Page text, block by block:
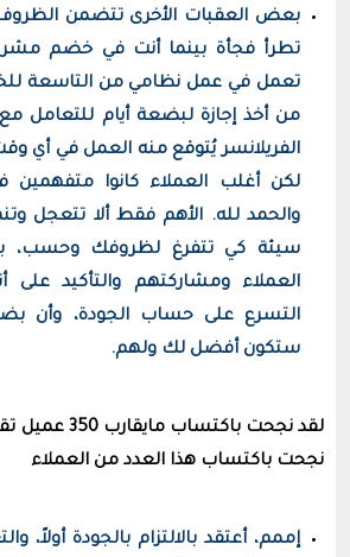
بعض العقبات الأخرى تتضمن
تطرأ فجأة بينما أنت في خضم
تعمل في عمل نظامي من التاسعة
من أخذ إجازة لبضعة أيام للتعامل
الفريلانسر يُتوقع منه العمل في أي
لكن أغلب العملاء كانوا
والحمد لله. الأهم فقط ألا تتعجل
سيئة كي تتفرغ لظروفك وحسب،
العملاء ومشاركتهم والتأكيد
التسرع على حساب الجودة، وأن
ستكون أفضل لك ولهم.
لقد نجحت
نجحت باكتساب هذا العدد من العملاء
إممم، أعتقد بالالتزام بالجودة أولاً،